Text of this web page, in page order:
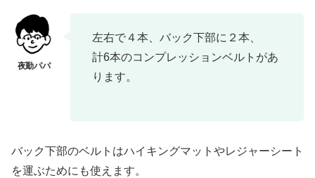
左右で４本、バック下部に２本、
計6本のコンプレッションベルトがあ
ります。
バック下部のベルトはハイキングマットやレジャーシート
を運ぶためにも使えます。